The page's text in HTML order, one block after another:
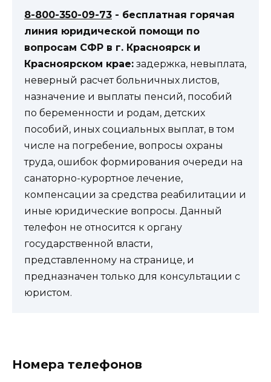
8-800-350-09-73 - бесплатная горячая
линия юридической помощи по
вопросам CФР в г. Красноярск и
Красноярском крае: задержка, невыплата,
неверный расчет больничных листов,
назначение и выплаты пенсий, пособий
по беременности и родам, детских
пособий, иных социальных выплат, в том
числе на погребение, вопросы охраны
труда, ошибок формирования очереди на
санаторно-курортное лечение,
компенсации за средства реабилитации и
иные юридические вопросы. Данный
телефон не относится к органу
государственной власти,
представленному на странице, и
предназначен только для консультации с
юристом.
Номера телефонов